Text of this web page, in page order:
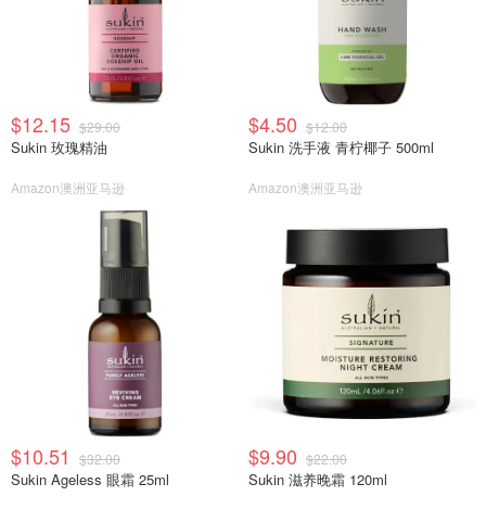
$12.15 $29.00
Sukin 玫瑰精油
Amazon澳洲亚马逊
$4.50 $12.00
Sukin 洗手液 青柠椰子 500ml
Amazon澳洲亚马逊
$10.51 $32.00
Sukin Ageless 眼霜 25ml
$9.90 $22.00
Sukin 滋养晚霜 120ml